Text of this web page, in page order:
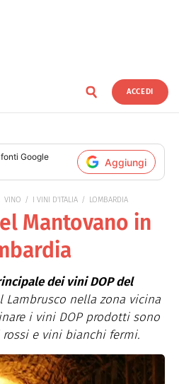
ACCEDI
Google
Aggiungi
VINO I VINI D'ITALIA LOMBARDIA
Mantovano in
dei vini DOP del
nella zona vicina
i vini DOP prodotti sono
e vini bianchi fermi.